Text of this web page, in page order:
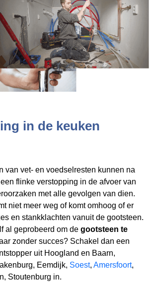
in de keuken
van vet- en voedselresten kunnen na
flinke verstopping in de afvoer van
met alle gevolgen van dien.
niet meer weg of komt omhoog of er
en stankklachten vanuit de gootsteen.
al geprobeerd om de gootsteen te
zonder succes? Schakel dan een
uit Hoogland en Baarn,
Eemdijk, Soest, Amersfoort,
Stoutenburg in.